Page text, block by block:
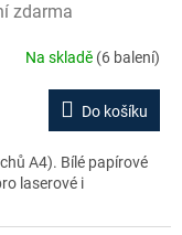
zdarma
Na skladě (6 balení)
Do košíku
A4). Bílé papírové
laserové i